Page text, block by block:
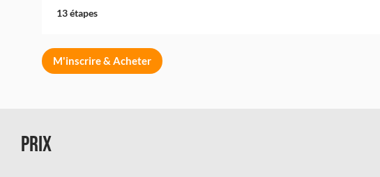
.13 étapes
M'inscrire & Acheter
Prix